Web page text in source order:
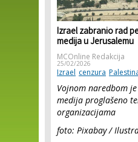
Izrael zabranio rad
medija u Jerusalemu
MCOnline Redakcija
25/02/2026
Izrael cenzura
Vojnom naredbom
medija proglašeno
organizacijama
foto: Pixabay /